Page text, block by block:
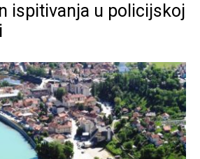
ispitivanja u policijskoj